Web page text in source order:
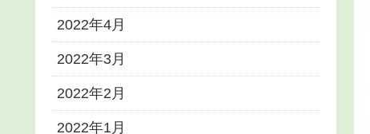
2022年4月
2022年3月
2022年2月
2022年1月